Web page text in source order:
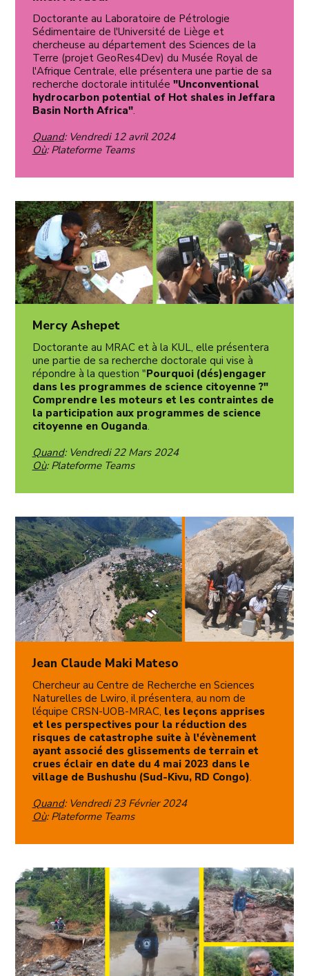
Doctorante au Laboratoire de Pétrologie
Sédimentaire de l'Université de Liège et
chercheuse au département des Sciences de la
Terre (projet GeoRes4Dev) du Musée Royal de
l'Afrique Centrale, elle présentera une partie de sa
recherche doctorale intitulée "Unconventional
hydrocarbon potential of Hot shales in Jeffara
Basin North Africa".
Quand: Vendredi 12 avril 2024
Où: Plateforme Teams
Mercy Ashepet
Doctorante au MRAC et à la KUL, elle présentera
une partie de sa recherche doctorale qui vise à
répondre à la question "Pourquoi (dés)engager
dans les programmes de science citoyenne ?"
Comprendre les moteurs et les contraintes de
la participation aux programmes de science
citoyenne en Ouganda.
Quand: Vendredi 22 Mars 2024
Où: Plateforme Teams
Jean Claude Maki Mateso
Chercheur au Centre de Recherche en Sciences
Naturelles de Lwiro, il présentera, au nom de
l’équipe CRSN-UOB-MRAC, les leçons apprises
et les perspectives pour la réduction des
risques de catastrophe suite à l'évènement
ayant associé des glissements de terrain et
crues éclair en date du 4 mai 2023 dans le
village de Bushushu (Sud-Kivu, RD Congo).
Quand: Vendredi 23 Février 2024
Où: Plateforme Teams